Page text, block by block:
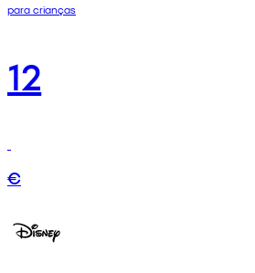
para crianças
12
€